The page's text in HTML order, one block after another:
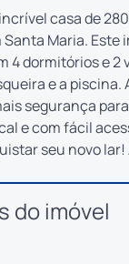
casa de
Maria.
4 dormitórios e
e a
segurança
e com fácil
seu novo lar!
do imóvel